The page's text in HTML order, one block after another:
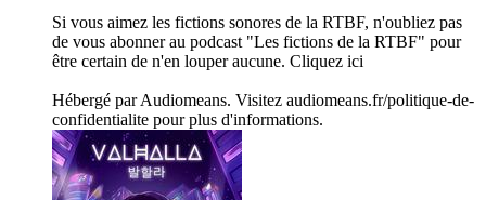
Si vous aimez les fictions sonores de la RTBF, n'oubliez pas
de vous abonner au podcast "Les fictions de la RTBF" pour
être certain de n'en louper aucune. Cliquez ici
Hébergé par Audiomeans. Visitez audiomeans.fr/politique-de-
confidentialite pour plus d'informations.